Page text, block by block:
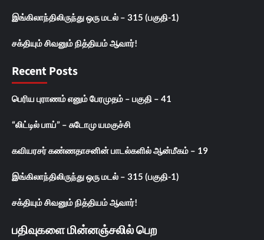
இங்கிலாந்திலிருந்து ஒரு மடல் – 315 (பகுதி-1)
சக்தியும் சிவனும் நித்தியம் ஆவார்!
Recent Posts
பெரிய புராணம் எனும் பேரமுதம் – பகுதி – 41
“லிட்டில் பாய்” – சுடோமு யமகுச்சி
கவியரசர் கண்ணதாசனின் பாடல்களில் ஆன்மீகம் – 19
இங்கிலாந்திலிருந்து ஒரு மடல் – 315 (பகுதி-1)
சக்தியும் சிவனும் நித்தியம் ஆவார்!
பதிவுகளை மின்னஞ்சலில் பெற